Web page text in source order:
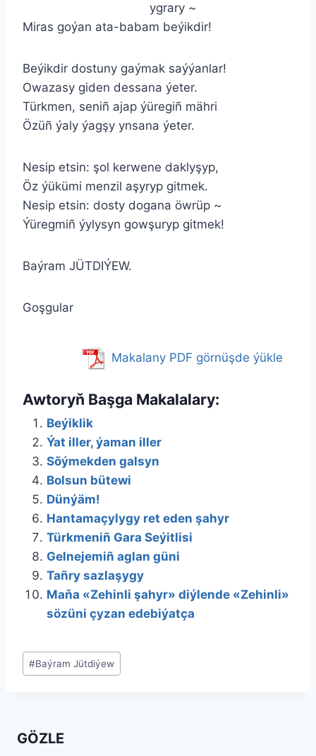
ygrary ~
Miras goýan ata-babam beýikdir!
Beýikdir dostuny gaýmak saýýanlar!
Owazasy giden dessana ýeter.
Türkmen, seniñ ajap ýüregiñ mähri
Özüñ ýaly ýagşy ynsana ýeter.
Nesip etsin: şol kerwene daklyşyp,
Öz ýükümi menzil aşyryp gitmek.
Nesip etsin: dosty dogana öwrüp ~
Ýüregmiñ ýylysyn gowşuryp gitmek!
Baýram JÜTDIÝEW.
Goşgular
Makalany PDF görnüşde ýükle
Awtoryň Başga Makalalary:
Beýiklik
Ýat iller, ýaman iller
Sõýmekden galsyn
Bolsun bütewi
Dünýäm!
Hantamaçylygy ret eden şahyr
Türkmeniñ Gara Seýitlisi
Gelnejemiñ aglan güni
Tañry sazlaşygy
Maňa «Zehinli şahyr» diýlende «Zehinli»
sözüni çyzan edebiýatça
Метки
записи:
#Baýram Jütdiýew
GÖZLE